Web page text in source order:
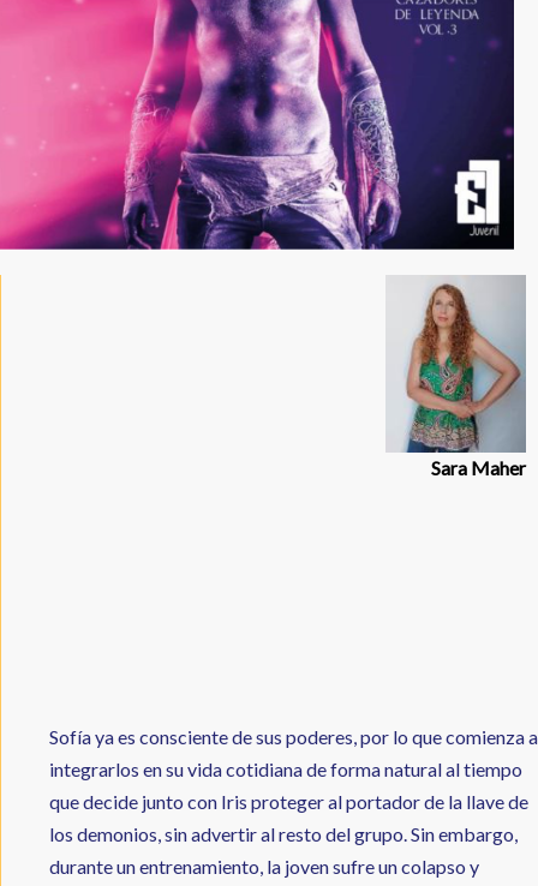
Sara Maher
Sofía ya es consciente de sus poderes, por lo que comienza a
integrarlos en su vida cotidiana de forma natural al tiempo
que decide junto con Iris proteger al portador de la llave de
los demonios, sin advertir al resto del grupo. Sin embargo,
durante un entrenamiento, la joven sufre un colapso y